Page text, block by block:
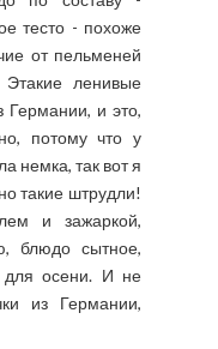
тесто - похоже
от пельменей
ленивые
и это,
потому что у
немка, так вот я
такие штрудли!
и зажаркой,
блюдо сытное,
для осени. И не
из Германии,